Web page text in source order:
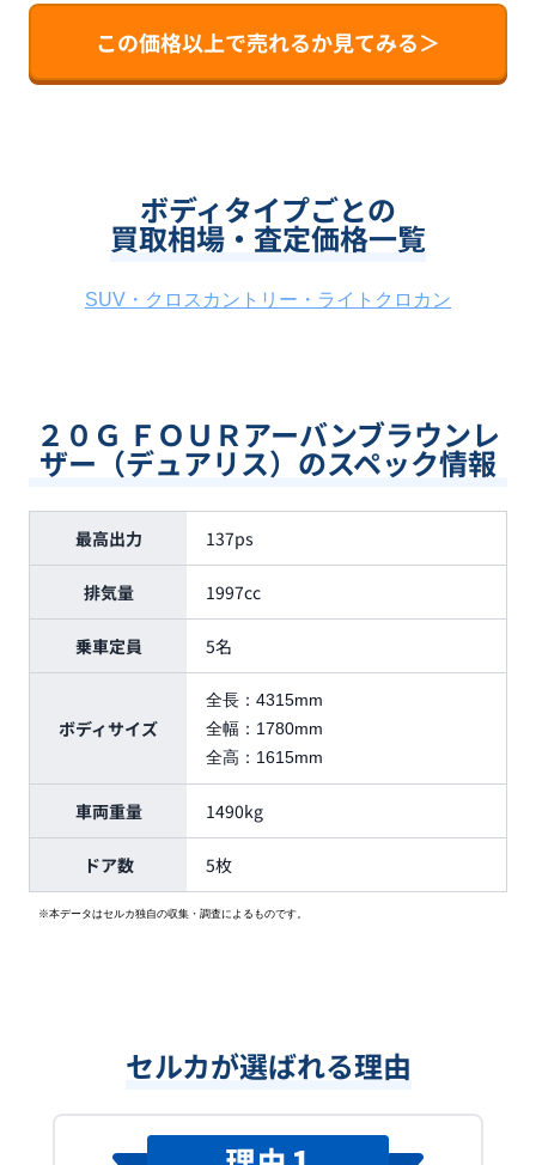
この価格以上で売れるか見てみる＞
ボディタイプごとの
買取相場・査定価格一覧
SUV・クロスカントリー・ライトクロカン
２０Ｇ ＦＯＵＲアーバンブラウンレ
ザー（デュアリス）のスペック情報
最高出力 137ps
排気量 1997cc
乗車定員 5名
ボディサイズ
全長： 4315mm
全幅： 1780mm
全高： 1615mm
車両重量 1490kg
ドア数 5枚
※本データはセルカ独自の収集・調査によるものです。
セルカが選ばれる理由